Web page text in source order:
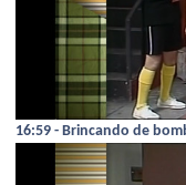
16:59 - Brincando de